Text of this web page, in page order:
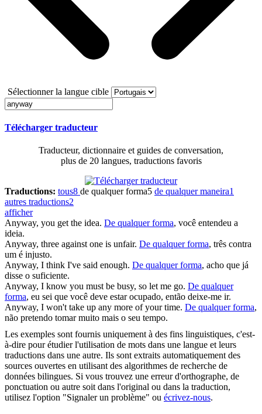
Sélectionner la langue cible
Télécharger traducteur
Traducteur, dictionnaire et guides de conversation,
plus de 20 langues, traductions favoris
Traductions: tous8 de qualquer forma5 de qualquer maneira1
autres traductions2
afficher
Anyway, you get the idea. De qualquer forma, você entendeu a
ideia.
Anyway, three against one is unfair. De qualquer forma, três contra
um é injusto.
Anyway, I think I've said enough. De qualquer forma, acho que já
disse o suficiente.
Anyway, I know you must be busy, so let me go. De qualquer
forma, eu sei que você deve estar ocupado, então deixe-me ir.
Anyway, I won't take up any more of your time. De qualquer forma,
não pretendo tomar muito mais o seu tempo.
Les exemples sont fournis uniquement à des fins linguistiques, c'est-
à-dire pour étudier l'utilisation de mots dans une langue et leurs
traductions dans une autre. Ils sont extraits automatiquement des
sources ouvertes en utilisant des algorithmes de recherche de
données bilingues. Si vous trouvez une erreur d'orthographe, de
ponctuation ou autre soit dans l'original ou dans la traduction,
utilisez l'option "Signaler un problème" ou écrivez-nous.